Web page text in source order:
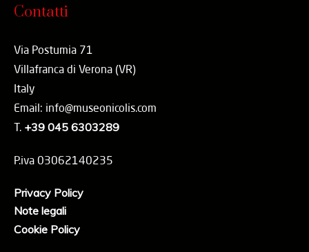
Contatti
Via Postumia 71
Villafranca di Verona (VR)
Italy
Email: info@museonicolis.com
T. +39 045 6303289
P.iva 03062140235
Privacy Policy
Note legali
Cookie Policy